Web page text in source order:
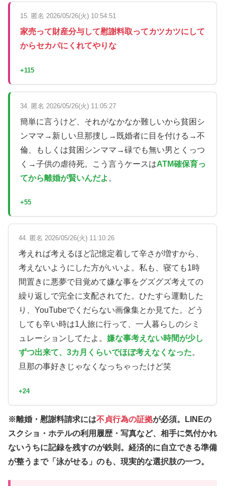
15. 匿名 2026/05/26(火) 10:54:51
家売って財産分与して慰謝料取ってカツカツにして
からセカパにくれてやりな
+115
34. 匿名 2026/05/26(火) 11:05:27
簡単に言うけど、それがなかなか難しいから貧困シ
ンママ→新しい旦那捜し→既婚者に目を付ける→不
倫、もしくは貧困シンママ→碌でも無い男とくっつ
く→子供の虐待死。こう言うケースはATM確保育っ
てから離婚が賢いんだよ 。
+55
44. 匿名 2026/05/26(火) 11:10:26
考えれば考えるほど記憶定着して辛さが増すから、
考えないようにした方がいいよ。私も、寝ても1時
間置きに悪夢で目覚めて嫌な事をグズグズ考えての
繰り返しで完全に支配されてた。ひたすら運動した
り、YouTubeでくだらない画像集とか見てた。どう
しても辛い時は1人旅に行って、一人暮らしのシミ
ュレーションしてたよ。 嫌な事考えない時間が少し
ずつ出来て、3カ月くらいでほぼ考えなくなった。
旦那の事好きじゃなくなっちゃったけど笑
+24
※離婚・慰謝料請求には不貞行為の証拠が必須。LINEの
スクショ・ホテルの利用履歴・写真など、相手に気付かれ
ないうちに記録を残すのが鉄則。経済的に自立できる準備
が整うまで「泳がせる」のも、現実的な選択肢の一つ。